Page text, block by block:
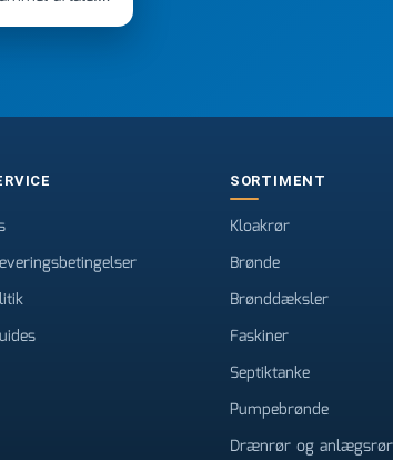
til dem
SORTIMENT
Kloakrør
Brønde
Brønddæksler
Faskiner
Septiktanke
Pumpebrønde
Drænrør og anlægsrør